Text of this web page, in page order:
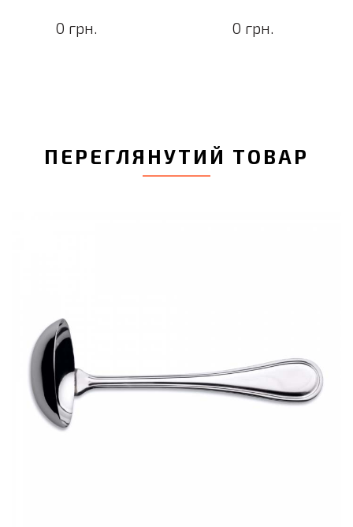
0 грн. 0 грн.
ПЕРЕГЛЯНУТИЙ ТОВАР